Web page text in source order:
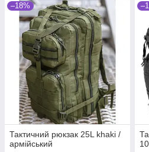
–18%
Тактичний рюкзак 25L khaki /
армійський